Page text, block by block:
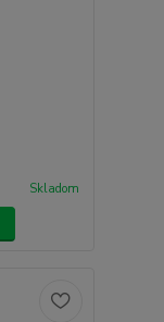
Skladom